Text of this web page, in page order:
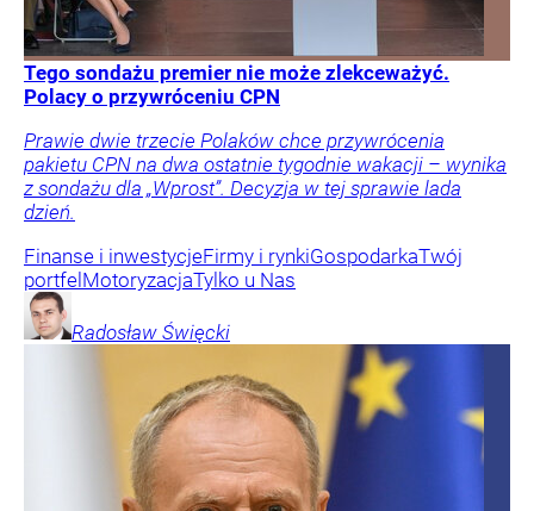
Tego sondażu premier nie może zlekceważyć.
Polacy o przywróceniu CPN
Prawie dwie trzecie Polaków chce przywrócenia
pakietu CPN na dwa ostatnie tygodnie wakacji – wynika
z sondażu dla „Wprost”. Decyzja w tej sprawie lada
dzień.
Finanse i inwestycjeFirmy i rynkiGospodarkaTwój
portfelMotoryzacjaTylko u Nas
Radosław Święcki